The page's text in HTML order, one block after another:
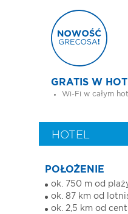
GRATIS W
Wi-Fi w całym
HOTEL
POŁOŻENIE
ok. 750 m od
ok. 87 km od
ok. 2,5 km od